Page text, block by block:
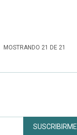
MOSTRANDO 21 DE 21
SUSCRIBIRME